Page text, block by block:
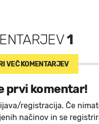
1
VEČ KOMENTARJEV
prvi komentar!
registracija. Če
načinov in se